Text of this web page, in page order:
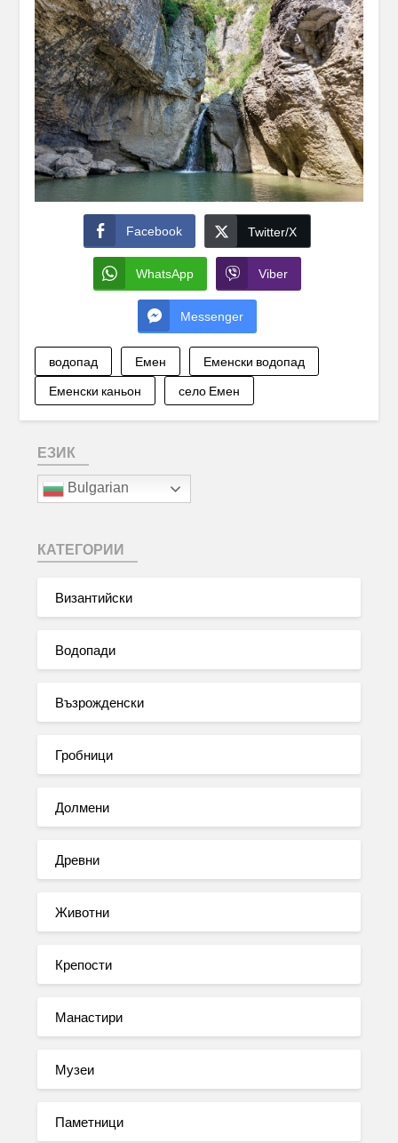
Facebook Twitter/X
WhatsApp Viber
Messenger
водопад Емен
Еменски водопад
Еменски каньон
село Емен
ЕЗИК
Bulgarian
КАТЕГОРИИ
Византийски
Водопади
Възрожденски
Гробници
Долмени
Древни
Животни
Крепости
Манастири
Музеи
Паметници